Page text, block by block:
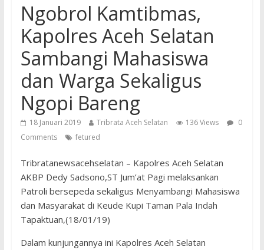
Ngobrol Kamtibmas,
Kapolres Aceh Selatan
Sambangi Mahasiswa
dan Warga Sekaligus
Ngopi Bareng
18 Januari 2019 Tribrata Aceh Selatan 136 Views
0
Comments
fetured
Tribratanewsacehselatan – Kapolres Aceh Selatan
AKBP Dedy Sadsono,ST Jum’at Pagi melaksankan
Patroli bersepeda sekaligus Menyambangi Mahasiswa
dan Masyarakat di Keude Kupi Taman Pala Indah
Tapaktuan,(18/01/19)
Dalam kunjungannya ini Kapolres Aceh Selatan